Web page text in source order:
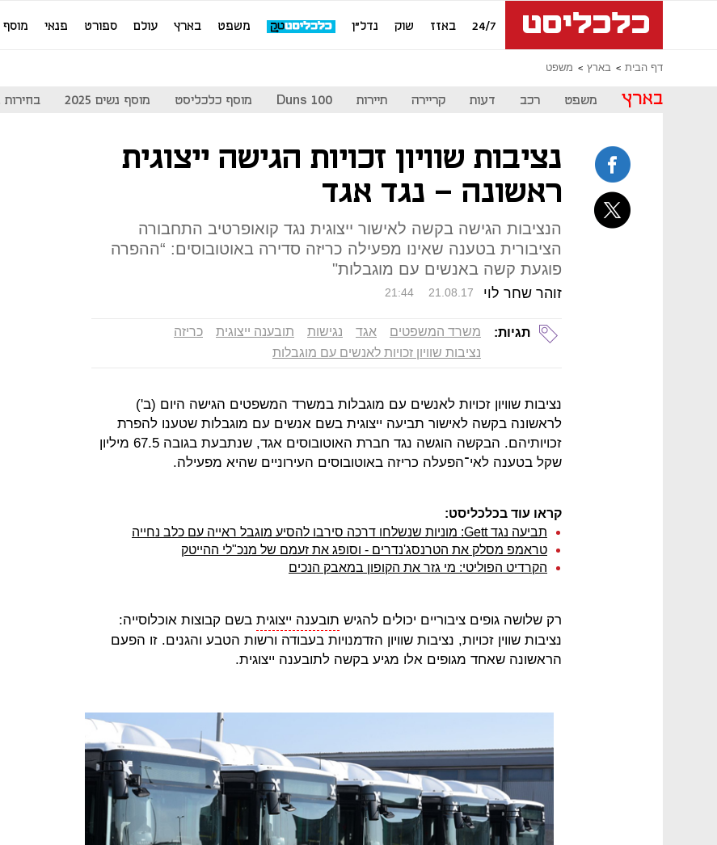
24/7 באזז שוק נדל"ן משפט בארץ עולם ספורט פנאי מוסף
דף הבית בארץ משפט
בארץ משפט רכב דעות קריירה תיירות Duns 100 מוסף כלכליסט מוסף נשים 2025 בחירות 2022
נציבות שוויון זכויות הגישה ייצוגית
ראשונה - נגד אגד
הנציבות הגישה בקשה לאישור ייצוגית נגד קואופרטיב התחבורה
הציבורית בטענה שאינו מפעילה כריזה סדירה באוטובוסים: “ההפרה
פוגעת קשה באנשים עם מוגבלות"
זוהר שחר לוי 21:44 21.08.17
תגיות: משרד המשפטים אגד נגישות תובענה ייצוגית
כריזה
נציבות שוויון זכויות לאנשים עם מוגבלות
נציבות שוויון זכויות לאנשים עם מוגבלות במשרד המשפטים הגישה היום (ב')
לראשונה בקשה לאישור תביעה ייצוגית בשם אנשים עם מוגבלות שטענו להפרת
זכויותיהם. הבקשה הוגשה נגד חברת האוטובוסים אגד, שנתבעת בגובה 67.5 מיליון
שקל בטענה לאי־הפעלה כריזה באוטובוסים העירוניים שהיא מפעילה.
קראו עוד בכלכליסט:
תביעה נגד Gett: מוניות שנשלחו דרכה סירבו להסיע מוגבל ראייה עם כלב נחייה
טראמפ מסלק את הטרנסג'נדרים - וסופג את זעמם של מנכ"לי ההייטק
הקרדיט הפוליטי: מי גזר את הקופון במאבק הנכים
רק שלושה גופים ציבוריים יכולים להגיש תובענה ייצוגית בשם קבוצות אוכלוסייה:
נציבות שווין זכויות, נציבות שוויון הזדמנויות בעבודה ורשות הטבע והגנים. זו הפעם
הראשונה שאחד מגופים אלו מגיע בקשה לתובענה ייצוגית.